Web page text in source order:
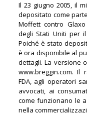
Il 23 giugno 2005, il
depositato come
Moffett contro
degli Stati Uniti per
Poiché è stato
è ora disponibile al
dettagli. La versione
www.breggin.com.
FDA, agli operatori
avvocati, ai
come funzionano le
nella